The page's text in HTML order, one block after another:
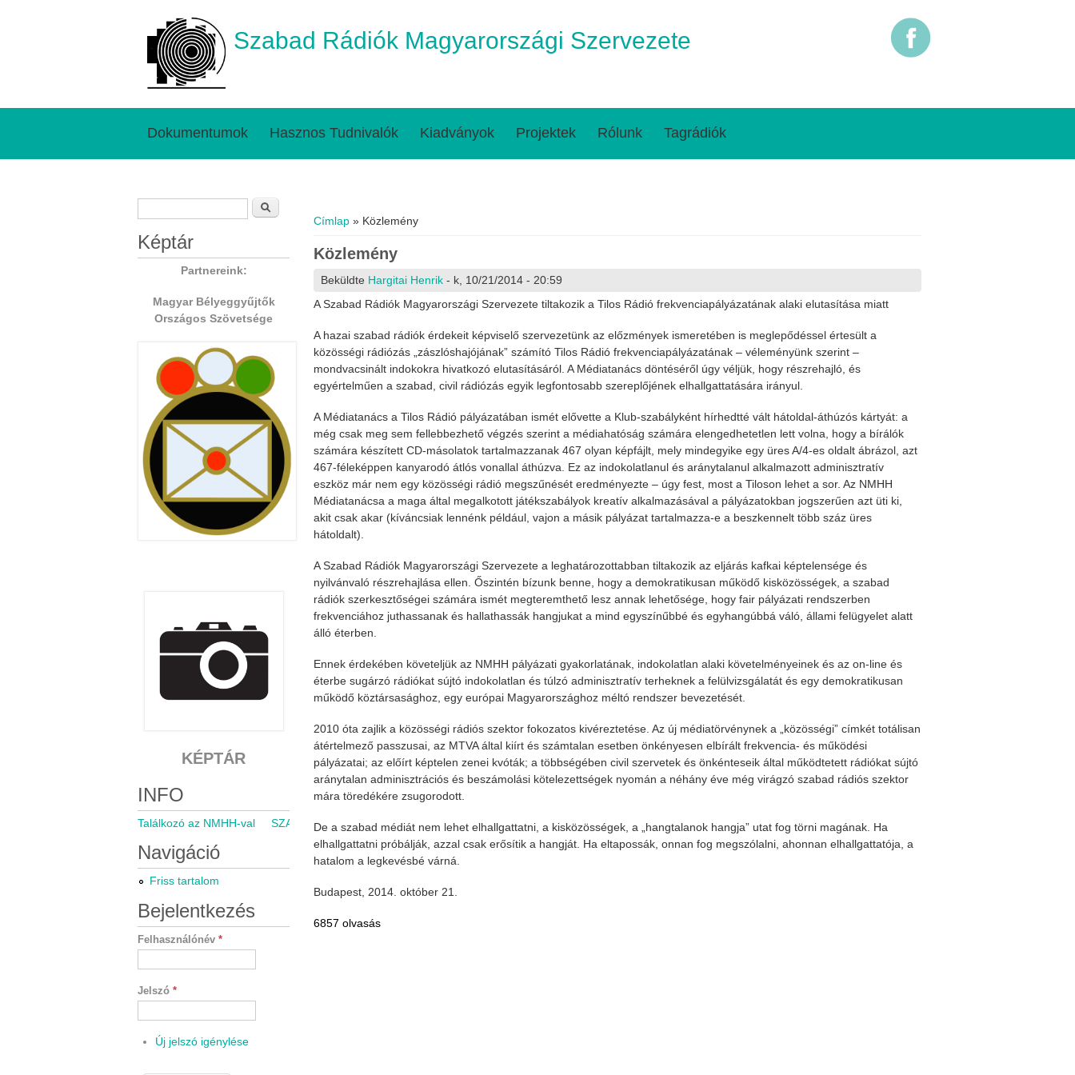
Szabad Rádiók Magyarországi Szervezete
Dokumentumok Hasznos Tudnivalók Kiadványok Projektek Rólunk Tagrádiók
Címlap » Közlemény
Közlemény
Beküldte Hargitai Henrik - k, 10/21/2014 - 20:59
A Szabad Rádiók Magyarországi Szervezete tiltakozik a Tilos Rádió frekvenciapályázatának alaki elutasítása miatt
A hazai szabad rádiók érdekeit képviselő szervezetünk az előzmények ismeretében is meglepődéssel értesült a
közösségi rádiózás „zászlóshajójának” számító Tilos Rádió frekvenciapályázatának – véleményünk szerint –
mondvacsinált indokokra hivatkozó elutasításáról. A Médiatanács döntéséről úgy véljük, hogy részrehajló, és
egyértelműen a szabad, civil rádiózás egyik legfontosabb szereplőjének elhallgattatására irányul.
A Médiatanács a Tilos Rádió pályázatában ismét elővette a Klub-szabályként hírhedtté vált hátoldal-áthúzós kártyát: a
még csak meg sem fellebbezhető végzés szerint a médiahatóság számára elengedhetetlen lett volna, hogy a bírálók
számára készített CD-másolatok tartalmazzanak 467 olyan képfájlt, mely mindegyike egy üres A/4-es oldalt ábrázol, azt
467-féleképpen kanyarodó átlós vonallal áthúzva. Ez az indokolatlanul és aránytalanul alkalmazott adminisztratív
eszköz már nem egy közösségi rádió megszűnését eredményezte – úgy fest, most a Tiloson lehet a sor. Az NMHH
Médiatanácsa a maga által megalkotott játékszabályok kreatív alkalmazásával a pályázatokban jogszerűen azt üti ki,
akit csak akar (kíváncsiak lennénk például, vajon a másik pályázat tartalmazza-e a beszkennelt több száz üres
hátoldalt).
A Szabad Rádiók Magyarországi Szervezete a leghatározottabban tiltakozik az eljárás kafkai képtelensége és
nyilvánvaló részrehajlása ellen. Őszintén bízunk benne, hogy a demokratikusan működő kisközösségek, a szabad
rádiók szerkesztőségei számára ismét megteremthető lesz annak lehetősége, hogy fair pályázati rendszerben
frekvenciához juthassanak és hallathassák hangjukat a mind egyszínűbbé és egyhangúbbá váló, állami felügyelet alatt
álló éterben.
Ennek érdekében követeljük az NMHH pályázati gyakorlatának, indokolatlan alaki követelményeinek és az on-line és
éterbe sugárzó rádiókat sújtó indokolatlan és túlzó adminisztratív terheknek a felülvizsgálatát és egy demokratikusan
működő köztársasághoz, egy európai Magyarországhoz méltó rendszer bevezetését.
2010 óta zajlik a közösségi rádiós szektor fokozatos kivéreztetése. Az új médiatörvénynek a „közösségi” címkét totálisan
átértelmező passzusai, az MTVA által kiírt és számtalan esetben önkényesen elbírált frekvencia- és működési
pályázatai; az előírt képtelen zenei kvóták; a többségében civil szervetek és önkénteseik által működtetett rádiókat sújtó
aránytalan adminisztrációs és beszámolási kötelezettségek nyomán a néhány éve még virágzó szabad rádiós szektor
mára töredékére zsugorodott.
De a szabad médiát nem lehet elhallgattatni, a kisközösségek, a „hangtalanok hangja” utat fog törni magának. Ha
elhallgattatni próbálják, azzal csak erősítik a hangját. Ha eltapossák, onnan fog megszólalni, ahonnan elhallgattatója, a
hatalom a legkevésbé várná.
Budapest, 2014. október 21.
6857 olvasás
Keresés űrlap
Képtár
Partnereink:
Magyar Bélyeggyűjtők
Országos Szövetsége
KÉPTÁR
INFO
Találkozó az NMHH-val SZARÁMA közgyűlés 2021.11.05. Riport a Civil Rádióban Meghívó közgyülésre Közgyülés meghívó SMART rádiós képzés
Navigáció
Friss tartalom
Bejelentkezés
Felhasználónév *
Jelszó *
Új jelszó igénylése